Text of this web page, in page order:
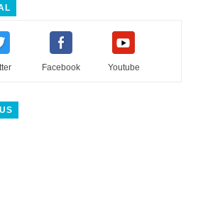
Facebook Youtube